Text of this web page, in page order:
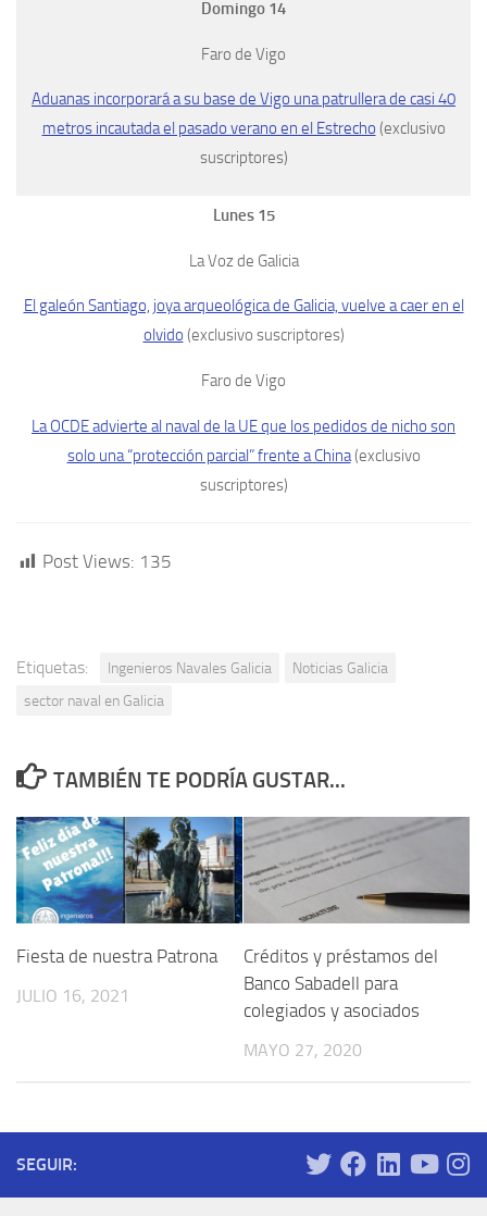
Domingo 14
Faro de Vigo
Aduanas incorporará a su base de Vigo una patrullera de casi 40
metros incautada el pasado verano en el Estrecho (exclusivo
suscriptores)
Lunes 15
La Voz de Galicia
El galeón Santiago, joya arqueológica de Galicia, vuelve a caer en el
olvido (exclusivo suscriptores)
Faro de Vigo
La OCDE advierte al naval de la UE que los pedidos de nicho son
solo una “protección parcial” frente a China(exclusivo
suscriptores)
Post Views: 135
Etiquetas: Ingenieros Navales Galicia
Noticias Galicia
sector naval en Galicia
TAMBIÉN TE PODRÍA GUSTAR...
Fiesta de nuestra Patrona
JULIO 16, 2021
Créditos y préstamos del
Banco Sabadell para
colegiados y asociados
MAYO 27, 2020
SEGUIR: